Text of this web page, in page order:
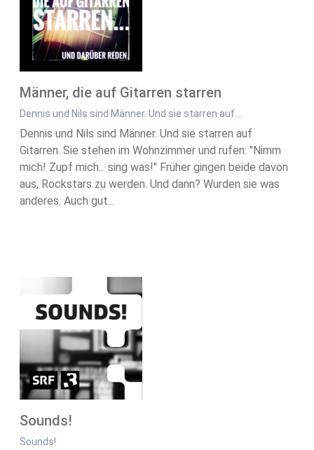
Männer, die auf Gitarren starren
Dennis und Nils sind Männer. Und sie starren auf …
Dennis und Nils sind Männer. Und sie starren auf
Gitarren. Sie stehen im Wohnzimmer und rufen: "Nimm
mich! Zupf mich... sing was!" Früher gingen beide davon
aus, Rockstars zu werden. Und dann? Wurden sie was
anderes. Auch gut...
Sounds!
Sounds!